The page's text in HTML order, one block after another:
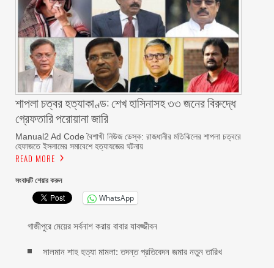
শাপলা চত্বর হত্যাকাণ্ড: শেখ হাসিনাসহ ৩৩ জনের বিরুদ্ধে
গ্রেফতারি পরোয়ানা জারি
Manual2 Ad Code বৈশাখী নিউজ ডেস্ক: রাজধানীর মতিঝিলের শাপলা চত্বরে
হেফাজতে ইসলামের সমাবেশে হত্যাযজ্ঞের ঘটনায়
READ MORE
সংবাদটি শেয়ার করুন
WhatsApp
গাজীপুরে মেয়ের সর্বনাশ করায় বাবার যাবজ্জীবন
সালমান শাহ হত্যা মামলা: তদন্ত প্রতিবেদন জমার নতুন তারিখ